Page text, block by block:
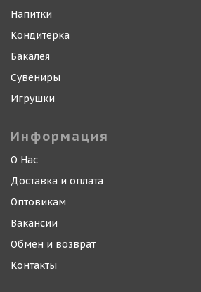
Напитки
Кондитерка
Бакалея
Сувениры
Игрушки
Информация
О Нас
Доставка и оплата
Оптовикам
Вакансии
Обмен и возврат
Контакты